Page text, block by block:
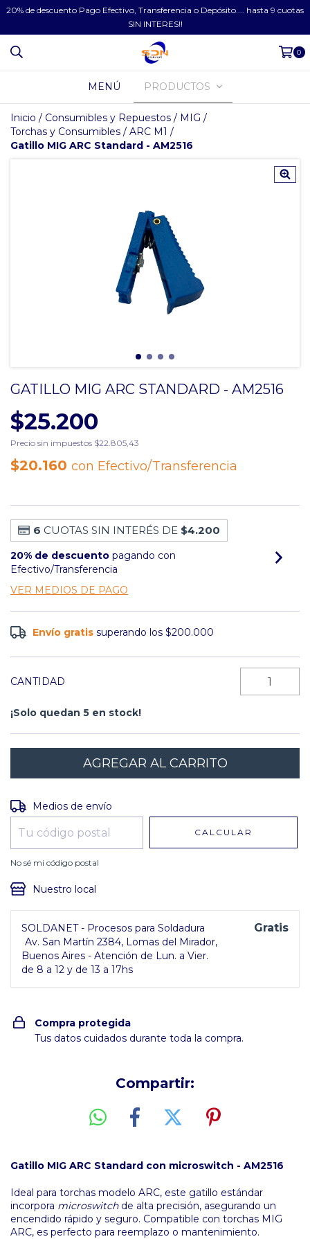
20% de descuento Pago Efectivo, Transferencia o Depósito.... hasta 9 cuotas
SIN INTERES!!
0
MENÚ PRODUCTOS
Inicio / Consumibles y Repuestos / MIG /
Torchas y Consumibles / ARC M1 /
Gatillo MIG ARC Standard - AM2516
GATILLO MIG ARC STANDARD - AM2516
$25.200
Precio sin impuestos $22.805,43
$20.160 con Efectivo/Transferencia
6 CUOTAS SIN INTERÉS DE $4.200
20% de descuento pagando con
Efectivo/Transferencia
VER MEDIOS DE PAGO
Envío gratis superando los$200.000
CANTIDAD
¡Solo quedan 5 en stock!
Entregas para el CP:
Medios de envío
CALCULAR
No sé mi código postal
Nuestro local
SOLDANET - Procesos para Soldadura
Av. San Martín 2384, Lomas del Mirador,
Buenos Aires - Atención de Lun. a Vier.
de 8 a 12 y de 13 a 17hs
Gratis
Compra protegida
Tus datos cuidados durante toda la compra.
Compartir:
Gatillo MIG ARC Standard con microswitch - AM2516
Ideal para torchas modelo ARC, este gatillo estándar
incorpora microswitchde alta precisión, asegurando un
encendido rápido y seguro. Compatible con torchas MIG
ARC, es perfecto para reemplazo o mantenimiento.